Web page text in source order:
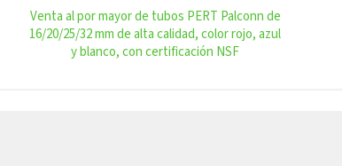
Venta al por mayor de tubos PERT Palconn de
16/20/25/32 mm de alta calidad, color rojo, azul
y blanco, con certificación NSF